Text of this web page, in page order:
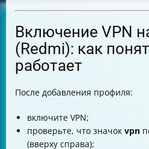
Включение VPN
(Redmi): как
работает
После добавления профиля:
включите VPN;
проверьте, что значок vpn
(вверху справа);